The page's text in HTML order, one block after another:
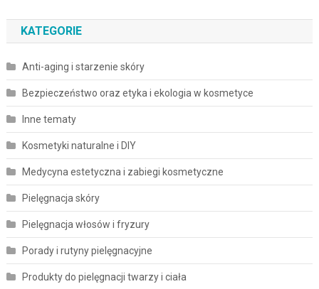
KATEGORIE
Anti-aging i starzenie skóry
Bezpieczeństwo oraz etyka i ekologia w kosmetyce
Inne tematy
Kosmetyki naturalne i DIY
Medycyna estetyczna i zabiegi kosmetyczne
Pielęgnacja skóry
Pielęgnacja włosów i fryzury
Porady i rutyny pielęgnacyjne
Produkty do pielęgnacji twarzy i ciała